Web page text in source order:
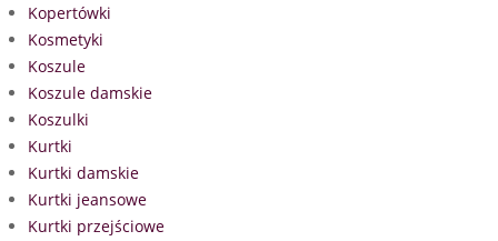
Kopertówki
Kosmetyki
Koszule
Koszule damskie
Koszulki
Kurtki
Kurtki damskie
Kurtki jeansowe
Kurtki przejściowe